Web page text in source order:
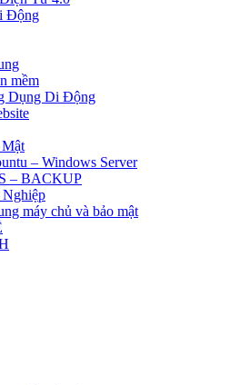
Động
mềm
Dụng Di Động
– Windows Server
– BACKUP
máy chủ và bảo mật